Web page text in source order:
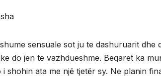
sensuale sot ju te dashuruarit
do jen te vazhdueshme. Beqaret ka
i shohin ata me një tjetër sy. Ne planin